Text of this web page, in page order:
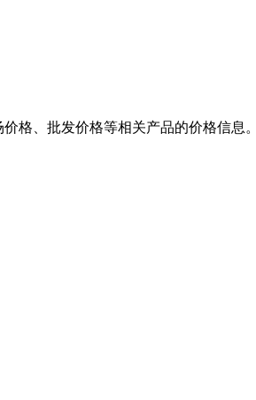
格、批发价格等相关产品的价格信